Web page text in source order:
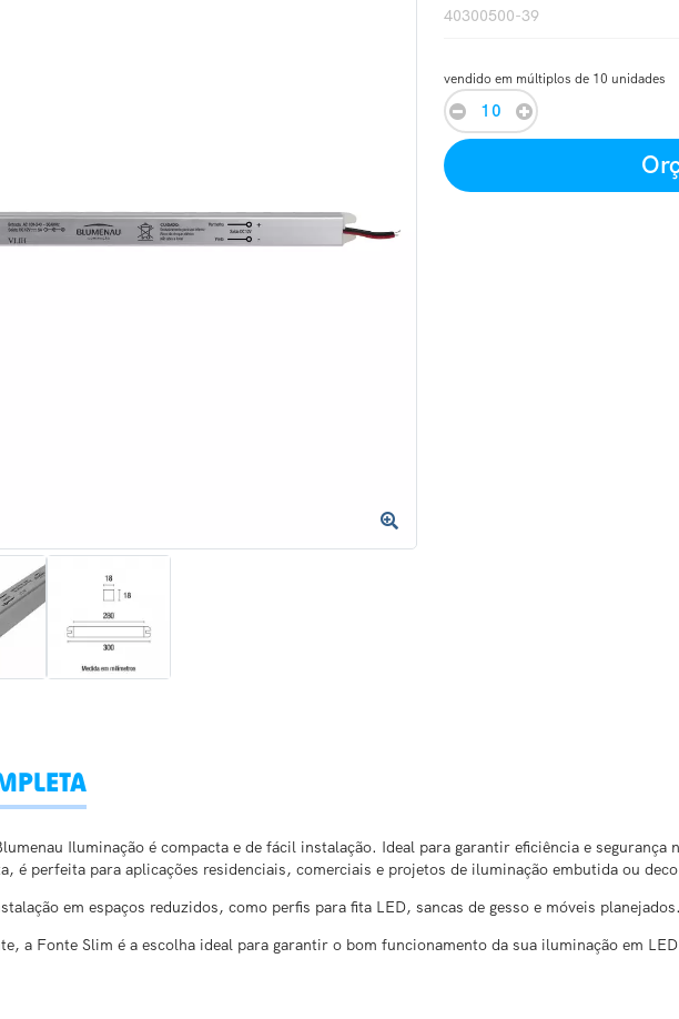
40300500-39
vendido em múltiplos de 10 unidades
Iluminação é compacta e de fácil instalação. Ideal para garantir eficiência e segurança
é perfeita para aplicações residenciais, comerciais e projetos de iluminação embutida ou
em espaços reduzidos, como perfis para fita LED, sancas de gesso e móveis
a Fonte Slim é a escolha ideal para garantir o bom funcionamento da sua iluminação em